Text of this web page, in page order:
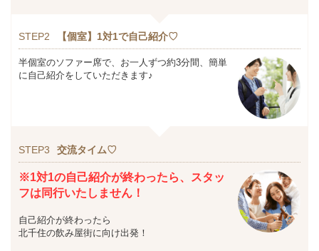
STEP2 【個室】1対1で自己紹介♡
半個室のソファー席で、お一人ずつ約3分間、簡単
に自己紹介をしていただきます♪
STEP3 交流タイム♡
※1対1の自己紹介が終わったら、スタッ
フは同行いたしません！
自己紹介が終わったら
北千住の飲み屋街に向け出発！